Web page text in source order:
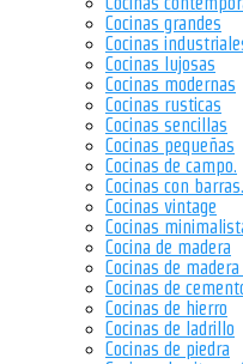
Cocinas grandes
Cocinas
Cocinas lujosas
Cocinas modernas
Cocinas rusticas
Cocinas sencillas
Cocinas pequeñas
Cocinas de campo.
Cocinas con barras.
Cocinas vintage
Cocinas
Cocina de madera
Cocinas de
Cocinas de
Cocinas de hierro
Cocinas de ladrillo
Cocinas de piedra